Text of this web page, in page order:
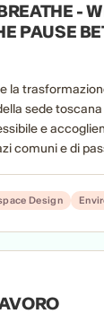
-
PAUSE
la
sede toscana
e
comuni e di
attivi
interazione,
diventa
approccio
Design